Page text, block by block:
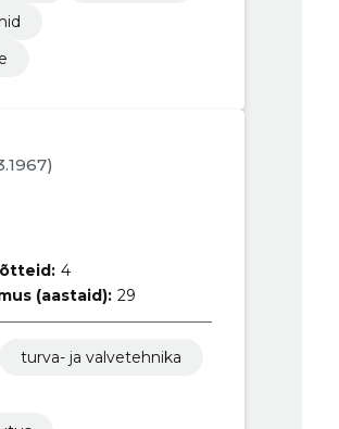
4
(aastaid): 29
turva- ja valvetehnika